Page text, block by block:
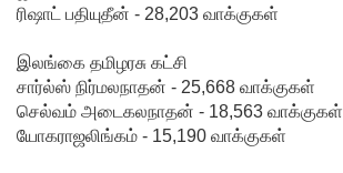
அரசாங்க
சாடிய
ரிஷாட் பதியுதீன் - 28,203 வாக்குகள்
இலங்கை தமிழரசு கட்சி
சார்ல்ஸ் நிர்மலநாதன் - 25,668 வாக்குகள்
செல்வம் அடைகலநாதன் - 18,563 வாக்குகள்
யோகராஜலிங்கம் - 15,190 வாக்குகள்